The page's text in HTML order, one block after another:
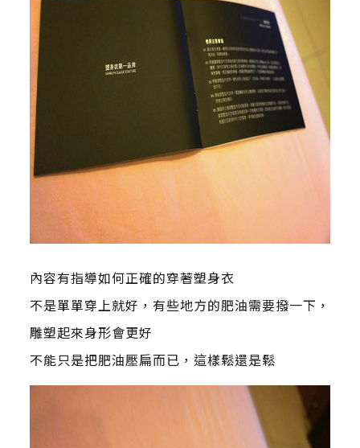
內容有指導如何正確的穿著塑身衣
不是單單穿上就好，有些地方的肥油需要撥一下，
雕塑起來身形會更好
不能只是把肥油壓扁而已，這樣鬆還是鬆